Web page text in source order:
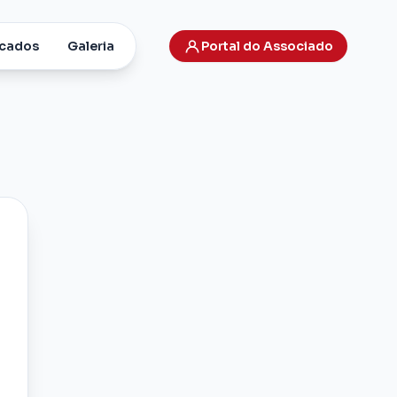
Galeria Portal do Associado